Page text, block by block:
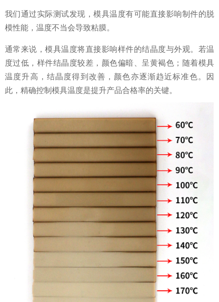
我们通过实际测试发现，模具温度有可能直接影响制件的脱
模性能，温度不当会导致粘膜。
通常来说，模具温度将直接影响样件的结晶度与外观。若温
度过低，样件结晶度较差，颜色偏暗、呈黄褐色；随着模具
温度升高，结晶度得到改善，颜色亦逐渐趋近标准色。因
此，精确控制模具温度是提升产品合格率的关键。